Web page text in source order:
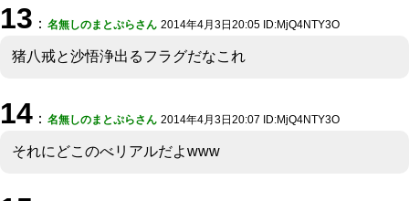
13 ： 名無しのまとぷらさん 2014年4月3日20:05 ID:MjQ4NTY3O
猪八戒と沙悟浄出るフラグだなこれ
14 ： 名無しのまとぷらさん 2014年4月3日20:07 ID:MjQ4NTY3O
それにどこのべリアルだよwww